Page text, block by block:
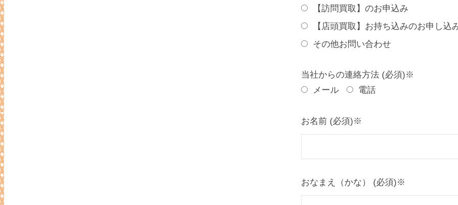
【訪問買取】のお申込み
【店頭買取】お持ち込みのお申し込
その他お問い合わせ
当社からの連絡方法 (必須)※
メール
電話
お名前 (必須)※
おなまえ（かな） (必須)※